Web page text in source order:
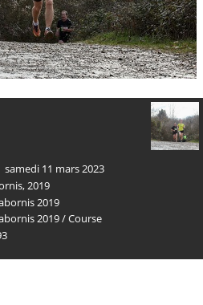
samedi 11 mars 2023
,2019
2019
2019/Course